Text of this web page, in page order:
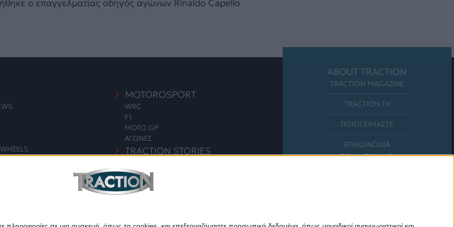
ο επαγγελματίας οδηγός αγώνων Rinaldo Capello
MOTOROSPORT
WRC
F1
MOTO GP
ΑΓΩΝΕΣ
TRACTION STORIES
BLOG
LONG READS
ΣΥΝΕΝΤΕΥΞΕΙΣ
ABOUT TRACTION
TRACTION MAGAZINE
TRACTION TV
ΠΟΙΟΙ ΕΙΜΑΣΤΕ
ΕΠΙΚΟΙΝΩΝΙΑ
FOLLOW US